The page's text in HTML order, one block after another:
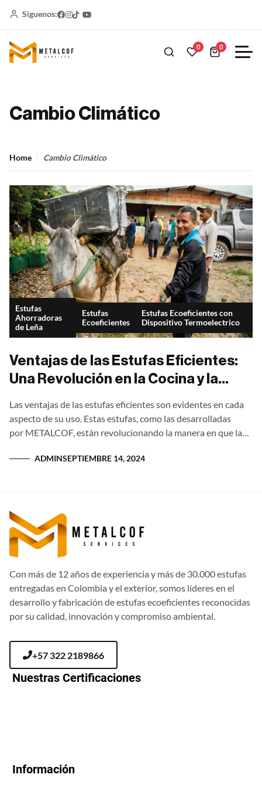
Siguenos:
0 0
Cambio Climático
Home Cambio Climático
Estufas
Ahorradoras
de Leña
Estufas
Ecoeficientes
Estufas Ecoeficientes con
Dispositivo Termoelectrico
Ventajas de las Estufas Eficientes:
Una Revolución en la Cocina y la
Las ventajas de las estufas eficientes son evidentes en cada
aspecto de su uso. Estas estufas, como las desarrolladas
por METALCOF, están revolucionando la manera en que las
ADMINSEPTIEMBRE 14, 2024
Con más de 12 años de experiencia y más de 30.000 estufas
entregadas en Colombia y el exterior, somos líderes en el
desarrollo y fabricación de estufas ecoeficientes reconocidas
por su calidad, innovación y compromiso ambiental.
+57 322 2189866
Nuestras Certificaciones
Información